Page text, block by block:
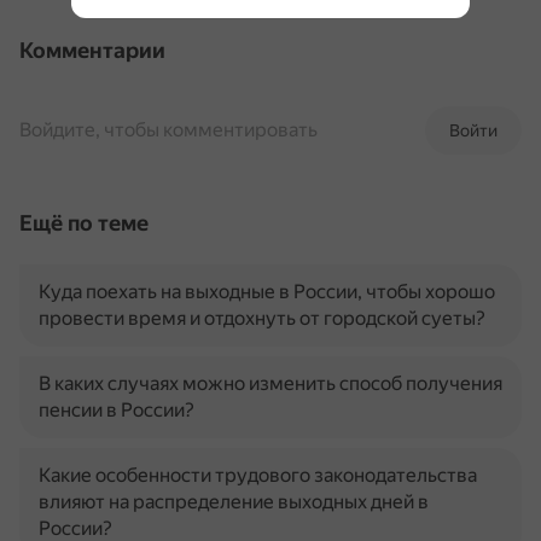
Комментарии
Войти
Войдите, чтобы комментировать
Ещё по теме
Куда поехать на выходные в России, чтобы хорошо
провести время и отдохнуть от городской суеты?
В каких случаях можно изменить способ получения
пенсии в России?
Какие особенности трудового законодательства
влияют на распределение выходных дней в
России?